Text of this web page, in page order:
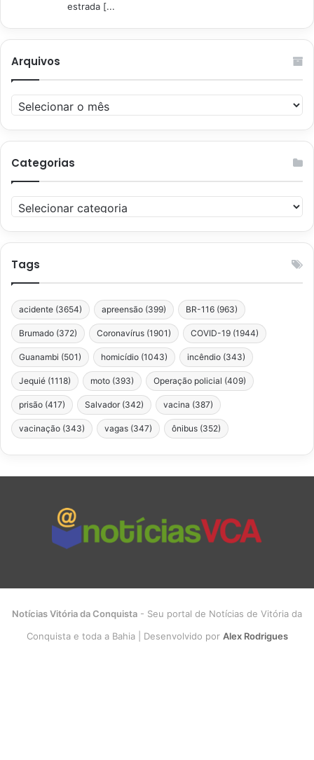
estrada [...
Arquivos
Arquivos
Categorias
Categorias
Tags
acidente (3654) apreensão (399) BR-116 (963)
Brumado (372) Coronavírus (1901) COVID-19 (1944)
Guanambi (501) homicídio (1043) incêndio (343)
Jequié (1118) moto (393) Operação policial (409)
prisão (417) Salvador (342) vacina (387)
vacinação (343) vagas (347) ônibus (352)
Notícias Vitória da Conquista - Seu portal de Notícias de Vitória da
Conquista e toda a Bahia | Desenvolvido por Alex Rodrigues